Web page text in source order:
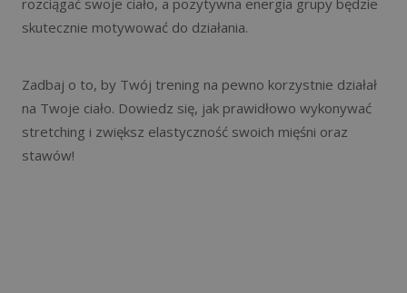
rozciągać swoje ciało, a pozytywna energia grupy będzie
skutecznie motywować do działania.
Zadbaj o to, by Twój trening na pewno korzystnie działał
na Twoje ciało. Dowiedz się, jak prawidłowo wykonywać
stretching i zwiększ elastyczność swoich mięśni oraz
stawów!